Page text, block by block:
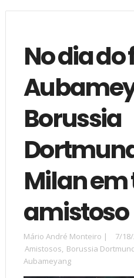
No dia do
Borussia
Milan
amistoso
Mário André Monteiro |
7/
Amistosos, Borussia
Aubameyang